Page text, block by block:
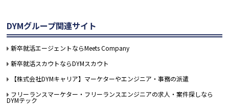
DYMグループ関連サイト
新卒就活エージェントならMeets Company
新卒就活スカウトならDYMスカウト
【株式会社DYMキャリア】マーケターやエンジニア・事務の派遣
フリーランスマーケター・フリーランスエンジニアの求人・案件探しなら
DYMテック